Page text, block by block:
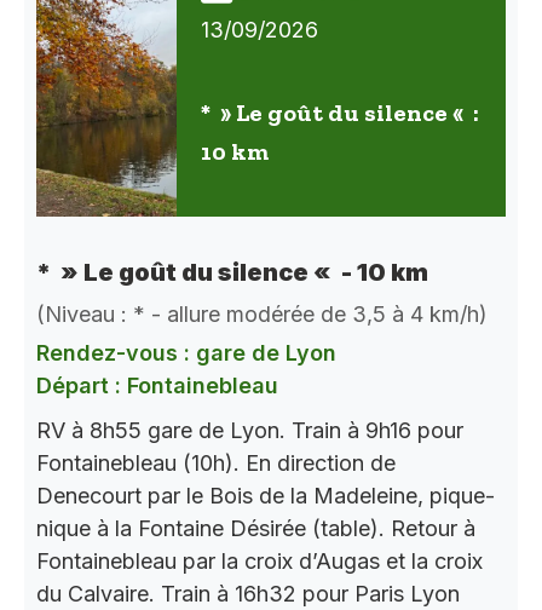
13/09/2026
* » Le goût du silence « :
10 km
* » Le goût du silence « - 10 km
(Niveau : * - allure modérée de 3,5 à 4 km/h)
Rendez-vous : gare de Lyon
Départ : Fontainebleau
RV à 8h55 gare de Lyon. Train à 9h16 pour
Fontainebleau (10h). En direction de
Denecourt par le Bois de la Madeleine, pique-
nique à la Fontaine Désirée (table). Retour à
Fontainebleau par la croix d’Augas et la croix
du Calvaire. Train à 16h32 pour Paris Lyon